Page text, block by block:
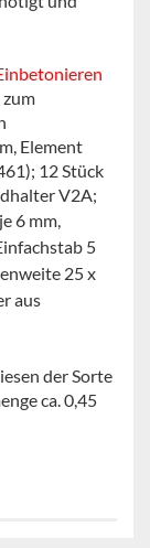
Element
12 Stück
V2A;
6 mm,
5
25 x
aus
der Sorte
ca. 0,45